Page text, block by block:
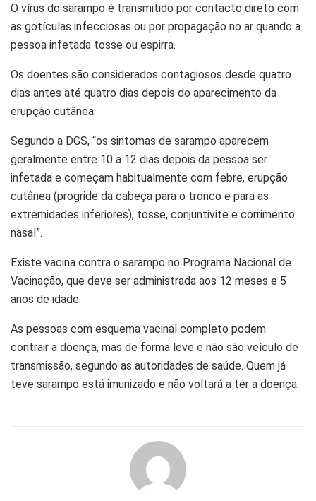
O vírus do sarampo é transmitido por contacto direto com
as gotículas infecciosas ou por propagação no ar quando a
pessoa infetada tosse ou espirra.
Os doentes são considerados contagiosos desde quatro
dias antes até quatro dias depois do aparecimento da
erupção cutânea.
Segundo a DGS, “os sintomas de sarampo aparecem
geralmente entre 10 a 12 dias depois da pessoa ser
infetada e começam habitualmente com febre, erupção
cutânea (progride da cabeça para o tronco e para as
extremidades inferiores), tosse, conjuntivite e corrimento
nasal”.
Existe vacina contra o sarampo no Programa Nacional de
Vacinação, que deve ser administrada aos 12 meses e 5
anos de idade.
As pessoas com esquema vacinal completo podem
contrair a doença, mas de forma leve e não são veículo de
transmissão, segundo as autoridades de saúde. Quem já
teve sarampo está imunizado e não voltará a ter a doença.